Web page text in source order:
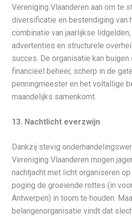
Vereniging Vlaanderen aan om te
diversificatie en bestendiging van
combinatie van jaarlijkse
advertenties en structurele
succes. De organisatie kan buigen
financieel beheer, scherp in de
penningmeester en het voltallige
maandelijks samenkomt.
13. Nachtlicht everzwijn
Dankzij stevig
Vereniging Vlaanderen mogen
nachtjacht met licht organiseren
poging de groeiende rottes (in
Antwerpen) in toom te houden.
belangenorganisatie vindt dat